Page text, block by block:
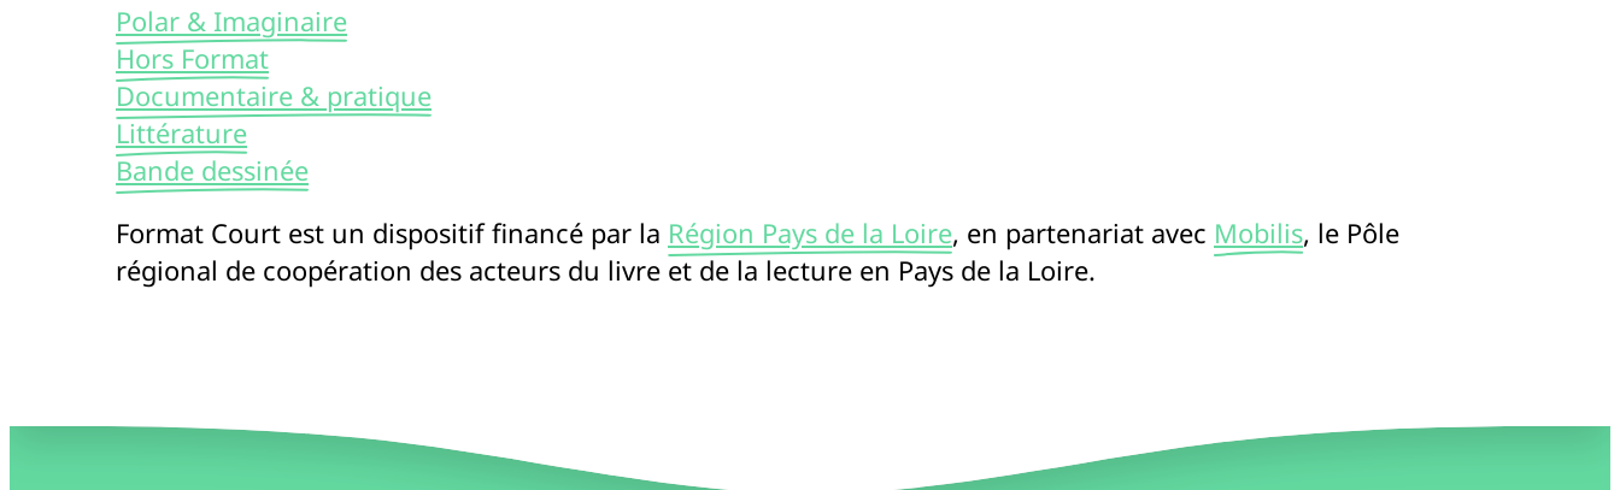
Polar & Imaginaire
Hors Format
Documentaire & pratique
Littérature
Bande dessinée
Format Court est un dispositif financé par la Région Pays de la Loire, en partenariat avec Mobilis, le Pôle
régional de coopération des acteurs du livre et de la lecture en Pays de la Loire.